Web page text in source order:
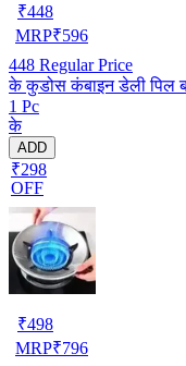
₹448
MRP₹596
448 Regular Price
के कुडोस कंबाइन डेली पिल
1 Pc
के
ADD
₹298
OFF
₹498
MRP₹796